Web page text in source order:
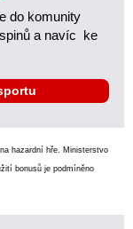
do komunity
a navíc ke
hazardní hře. Ministerstvo
bonusů je podmíněno